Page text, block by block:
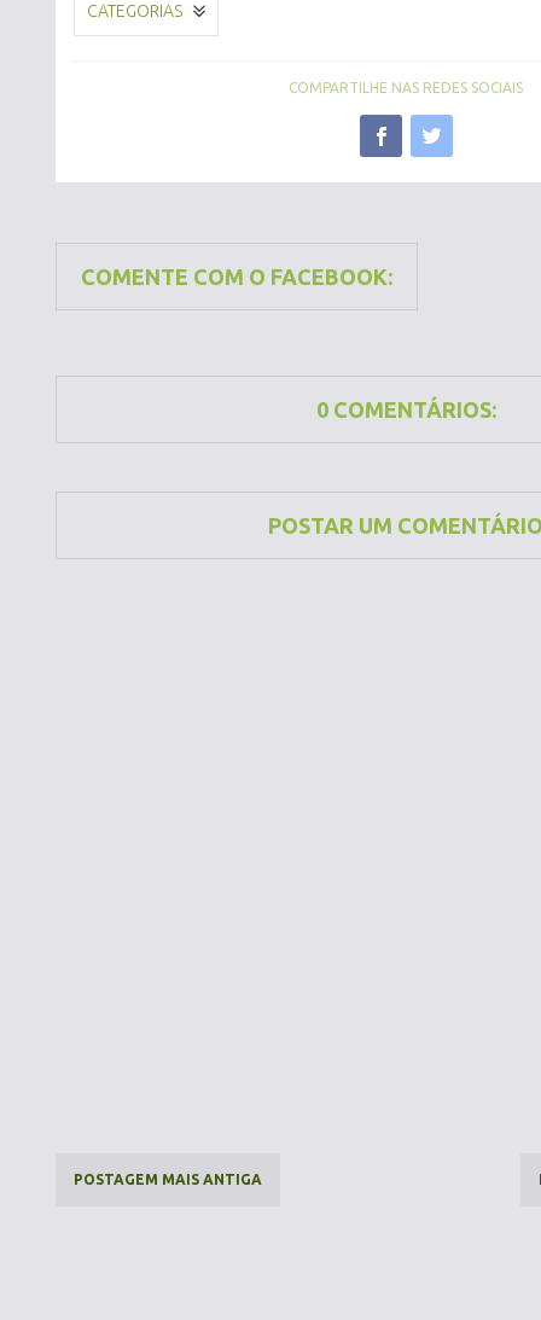
CATEGORIAS
COMPARTILHE NAS REDES SOCIAIS
COMENTE COM O FACEBOOK:
0 COMENTÁRIOS:
POSTAR UM
POSTAGEM MAIS ANTIGA